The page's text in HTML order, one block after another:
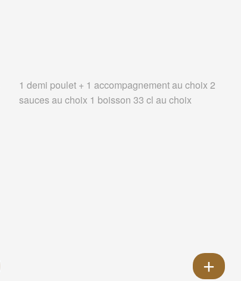
1 demi poulet + 1 accompagnement au choix 2
sauces au choix 1 boisson 33 cl au choix